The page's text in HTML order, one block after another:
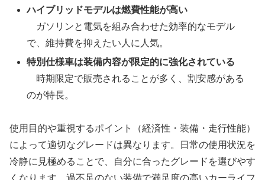
ハイブリッドモデルは燃費性能が高い
ガソリンと電気を組み合わせた効率的なモデル
で、維持費を抑えたい人に人気。
特別仕様車は装備内容が限定的に強化されている
時期限定で販売されることが多く、割安感がある
のが特長。
使用目的や重視するポイント（経済性・装備・走行性能）
によって適切なグレードは異なります。日常の使用状況を
冷静に見極めることで、自分に合ったグレードを選びやす